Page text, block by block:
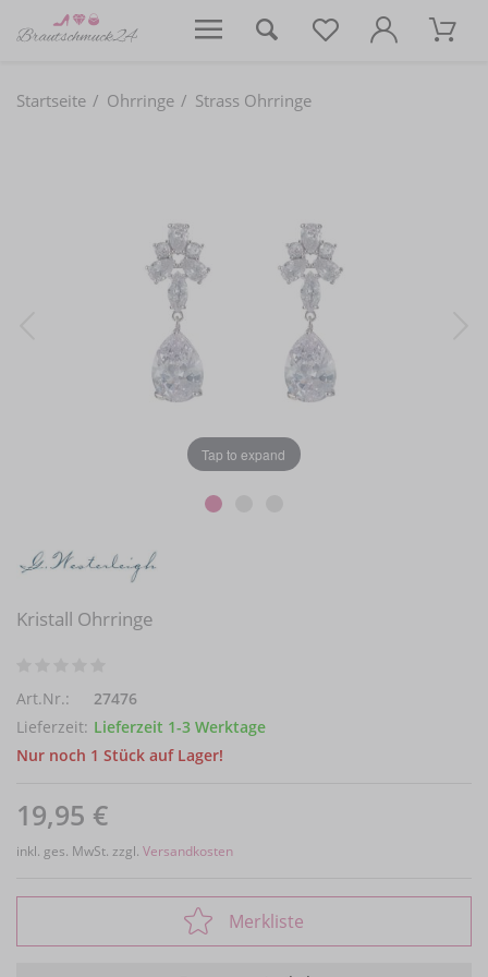
Startseite Ohrringe Strass Ohrringe
Tap to expand
Kristall Ohrringe
Art.Nr.:
27476
Lieferzeit: Lieferzeit 1-3 Werktage
Nur noch 1 Stück auf Lager!
19,95 €
inkl. ges. MwSt. zzgl. Versandkosten
Merkliste